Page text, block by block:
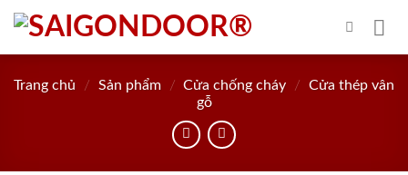
Skip
content
Trang chủ / Sản phẩm / Cửa chống cháy /
Cửa thép vân
gỗ